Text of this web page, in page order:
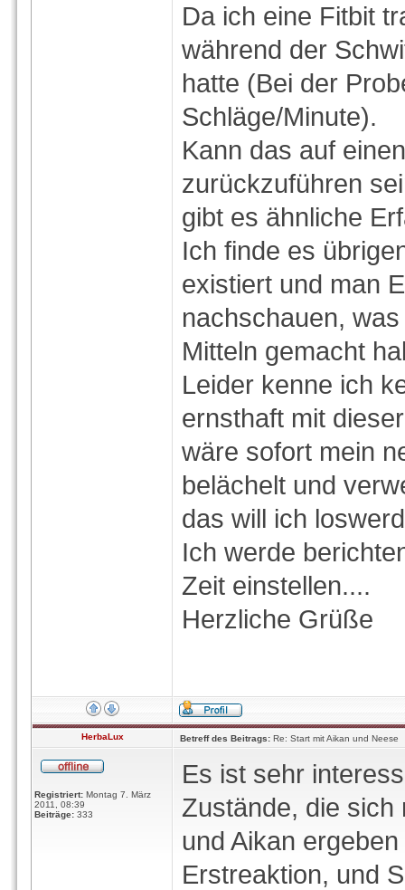
Da ich eine Fitbit
während der
hatte (Bei der
Schläge/Minute).
Kann das auf
zurückzuführen
gibt es ähnliche
Ich finde es
existiert und man
nachschauen,
Mitteln gemacht
Leider kenne ich
ernsthaft mit
wäre sofort mein
belächelt und
das will ich
Ich werde
Zeit einstellen....
Herzliche Grüße
HerbaLux Betreff des Beitrags: Re: Start mit Aikan und Neese
Registriert: Montag 7. März
2011, 08:39
Beiträge: 333
Es ist sehr
Zustände, die sich
und Aikan
Erstreaktion, und